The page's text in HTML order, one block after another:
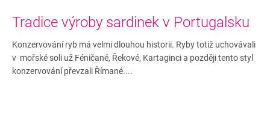
Tradice výroby sardinek v Portugalsku
Konzervování ryb má velmi dlouhou historii. Ryby totiž uchovávali
v mořské soli už Féničané, Řekové, Kartaginci a později tento styl
konzervování převzali Římané....